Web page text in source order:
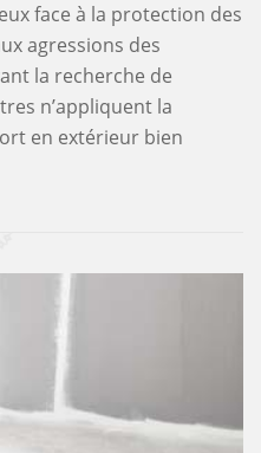
face à la protection des
agressions des
la recherche de
n’appliquent la
en extérieur bien